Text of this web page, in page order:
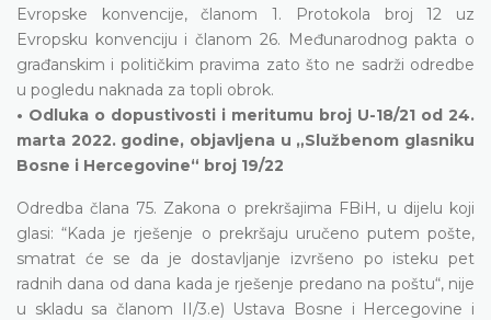
Evropske konvencije, članom 1. Protokola broj 12 uz
Evropsku konvenciju i članom 26. Međunarodnog pakta o
građanskim i političkim pravima zato što ne sadrži odredbe
u pogledu naknada za topli obrok.
• Odluka o dopustivosti i meritumu broj U-18/21 od 24.
marta 2022. godine, objavljena u „Službenom glasniku
Bosne i Hercegovine“ broj 19/22
Odredba člana 75. Zakona o prekršajima FBiH, u dijelu koji
glasi: “Kada je rješenje o prekršaju uručeno putem pošte,
smatrat će se da je dostavljanje izvršeno po isteku pet
radnih dana od dana kada je rješenje predano na poštu“, nije
u skladu sa članom II/3.e) Ustava Bosne i Hercegovine i